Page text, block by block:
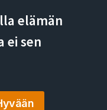
elämän
ei sen